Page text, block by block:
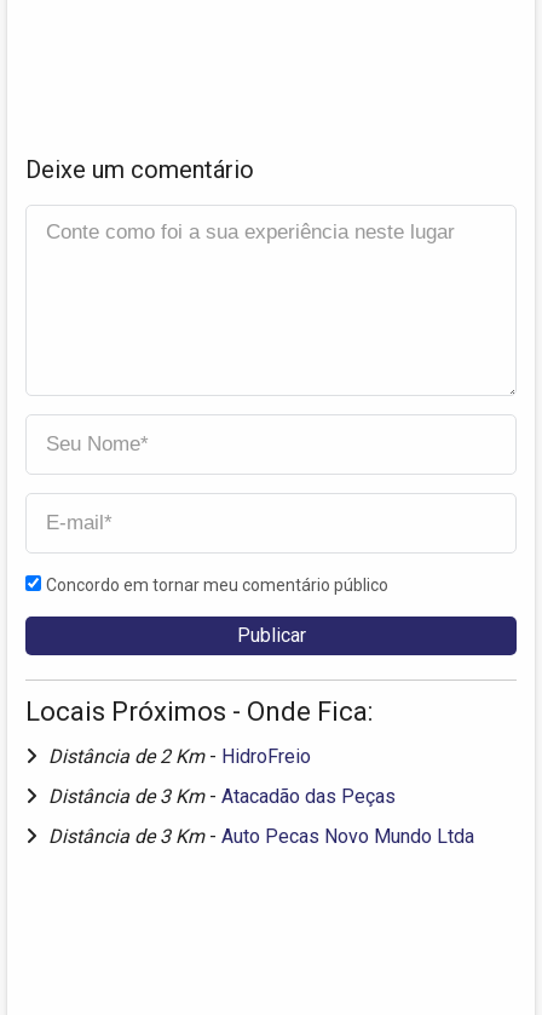
Deixe um comentário
Concordo em tornar meu comentário público
Locais Próximos - Onde Fica:
Distância de 2 Km - HidroFreio
Distância de 3 Km - Atacadão das Peças
Distância de 3 Km - Auto Pecas Novo Mundo Ltda